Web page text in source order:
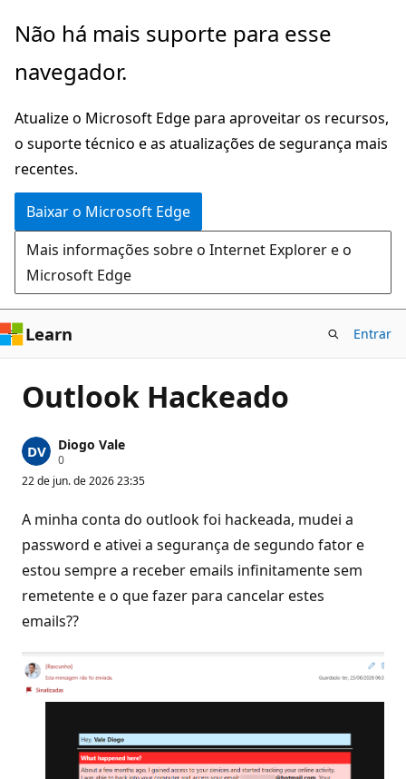
Pular
o
principal
Não há mais suporte para esse
navegador.
Atualize o Microsoft Edge para aproveitar os recursos,
o suporte técnico e as atualizações de segurança mais
recentes.
Baixar o Microsoft Edge
Mais informações sobre o Internet Explorer e o
Microsoft Edge
Learn Entrar
Outlook Hackeado
Diogo Vale
0P
n
o
s
d
e
r
p
t
ç
ã
o
22 de jun. de 2026 23:35
A minha conta do outlook foi hackeada, mudei a
password e ativei a segurança de segundo fator e
estou sempre a receber emails infinitamente sem
remetente e o que fazer para cancelar estes
emails??